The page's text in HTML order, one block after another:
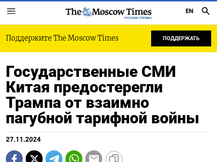
РУССКАЯ СЛУЖБА
EN
Поддержите The Moscow Times ПОДДЕРЖАТЬ
Государственные СМИ
Китая предостерегли
Трампа от взаимно
пагубной тарифной войны
27.11.2024